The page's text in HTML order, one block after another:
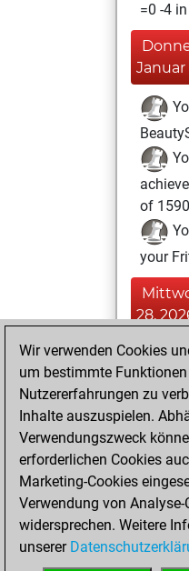
=0 -4
Januar
of 1590
your
28,
tactics
solved
an Elo
tactics
Wir verwenden Cookies
um bestimmte
Nutzererfahrungen zu
Inhalte auszuspielen.
Verwendungszweck
erforderlichen Cookies
Marketing-Cookies
Verwendung von
widersprechen. Weitere
unserer